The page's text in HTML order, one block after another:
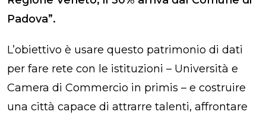
Padova”.
L’obiettivo è usare questo patrimonio di dati
per fare rete con le istituzioni – Università e
Camera di Commercio in primis – e costruire
una città capace di attrarre talenti, affrontare